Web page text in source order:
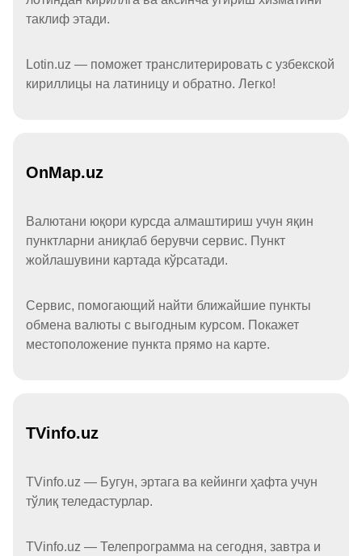
таклиф этади.
Lotin.uz — поможет транслитерировать с узбекской
кириллицы на латиницу и обратно. Легко!
OnMap.uz
Валютани юқори курсда алмаштириш учун яқин
пунктларни аниқлаб берувчи сервис. Пункт
жойлашувини картада кўрсатади.
Сервис, помогающий найти ближайшие пункты
обмена валюты с выгодным курсом. Покажет
местоположение пункта прямо на карте.
TVinfo.uz
TVinfo.uz — Бугун, эртага ва кейинги ҳафта учун
тўлиқ теледастурлар.
TVinfo.uz — Телепрограмма на сегодня, завтра и